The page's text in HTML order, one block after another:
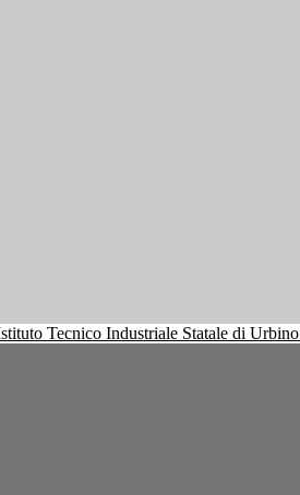
Tecnico Industriale Statale di Urbino